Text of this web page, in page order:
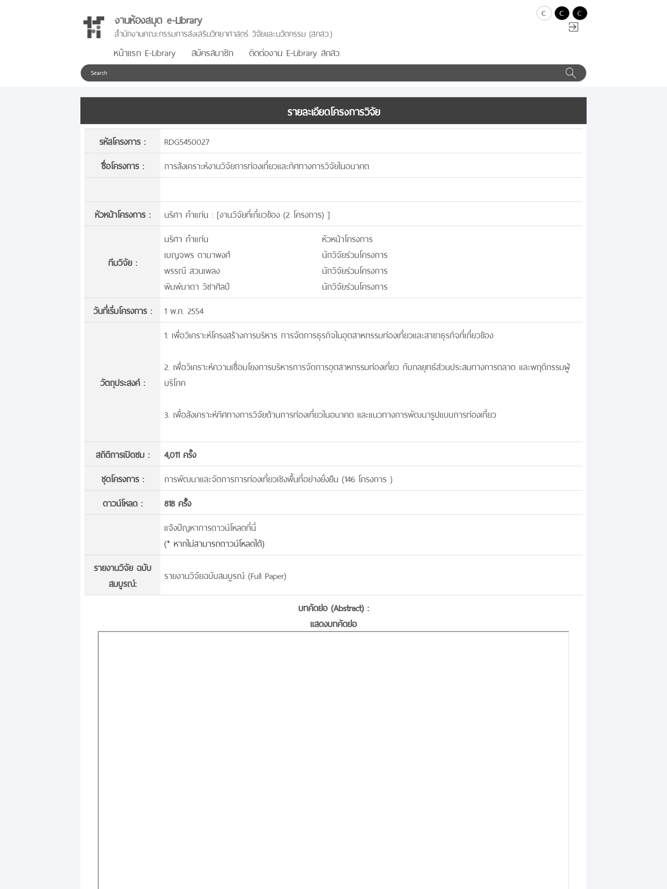
งานห้องสมุด e-Library
สำนักงานคณะกรรมการส่งเสริมวิทยาศาสตร์ วิจัยและนวัตกรรม (สกสว.)
หน้าแรก E-Library สมัครสมาชิก ติดต่องาน E-Library สกสว.
c c c
รายละเอียดโครงการวิจัย
รหัสโครงการ :
RDG5450027
ชื่อโครงการ :
การสังเคราะห์งานวิจัยการท่องเที่ยวและทิศทางการวิจัยในอนาคต
หัวหน้าโครงการ : นริศา คำแก่น : [งานวิจัยที่เกี่ยวข้อง (2 โครงการ) ]
ทีมวิจัย :
นริศา คำแก่น
หัวหน้าโครงการ
เบญจพร ดามาพงศ์
นักวิจัยร่วมโครงการ
พรรณี สวนเพลง
นักวิจัยร่วมโครงการ
พิมพ์มาดา วิชาศิลป์
นักวิจัยร่วมโครงการ
วันที่เริ่มโครงการ :
1 พ.ค. 2554
วัตถุประสงค์ :
1. เพื่อวิเคราะห์โครงสร้างการบริหาร การจัดการธุรกิจในอุตสาหกรรมท่องเที่ยวและสาขาธุรกิจที่เกี่ยวข้อง
2. เพื่อวิเคราะห์ความเชื่อมโยงการบริหารการจัดการอุตสาหกรรมท่องเที่ยว กับกลยุทธ์ส่วนประสมทางการตลาด และพฤติกรรมผู้
บริโภค
3. เพื่อสังเคราะห์ทิศทางการวิจัยด้านการท่องเที่ยวในอนาคต และแนวทางการพัฒนารูปแบบการท่องเที่ยว
สถิติการเปิดชม :
4,011 ครั้ง
ชุดโครงการ :
การพัฒนาและจัดการการท่องเที่ยวเชิงพื้นที่อย่างยั่งยืน (146 โครงการ )
ดาวน์โหลด :
818 ครั้้ง
แจ้งปัญหาการดาวน์โหลดที่นี่
(* หากไม่สามารถดาวน์โหลดได้)
รายงานวิจัย ฉบับ
สมบูรณ์:
รายงานวิจัยฉบับสมบูรณ์ (Full Paper)
บทคัดย่อ (Abstract) :
แสดงบทคัดย่อ